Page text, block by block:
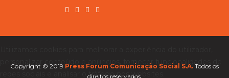
Copyright © 2019 Press Forum Comunicação Social S.A. Todos os
direitos reservados.
personalizar conteúdo e anúncios, fornecer funcionalidades de
redes sociais e analisar o tráfego nos websites.